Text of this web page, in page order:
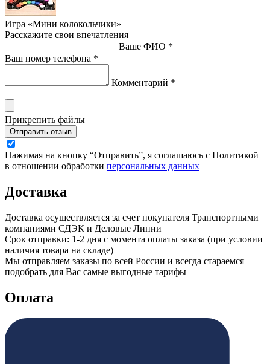
Игра «Мини колокольчики»
Расскажите свои впечатления
Ваше ФИО *
Ваш номер телефона *
Комментарий *
Прикрепить файлы
Отправить отзыв
Нажимая на кнопку “Отправить”, я соглашаюсь с Политикой
в отношении обработки персональных данных
Доставка
Доставка осуществляется за счет покупателя Транспортными
компаниями СДЭК и Деловые Линии
Срок отправки: 1-2 дня с момента оплаты заказа (при условии
наличия товара на складе)
Мы отправляем заказы по всей России и всегда стараемся
подобрать для Вас самые выгодные тарифы
Оплата